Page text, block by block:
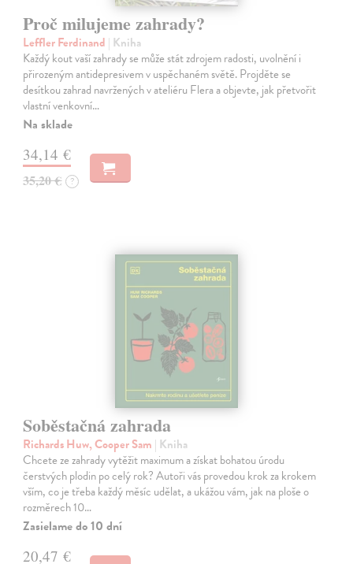
Proč milujeme zahrady?
Leffler Ferdinand | Kniha
Každý kout vaší zahrady se může stát zdrojem radosti, uvolnění i
přirozeným antidepresivem v uspěchaném světě. Projděte se
desítkou zahrad navržených v ateliéru Flera a objevte, jak přetvořit
vlastní venkovní…
Na sklade
34,14 €
35,20 € ?
Soběstačná zahrada
Richards Huw, Cooper Sam | Kniha
Chcete ze zahrady vytěžit maximum a získat bohatou úrodu
čerstvých plodin po celý rok? Autoři vás provedou krok za krokem
vším, co je třeba každý měsíc udělat, a ukážou vám, jak na ploše o
rozměrech 10…
Zasielame do 10 dní
20,47 €